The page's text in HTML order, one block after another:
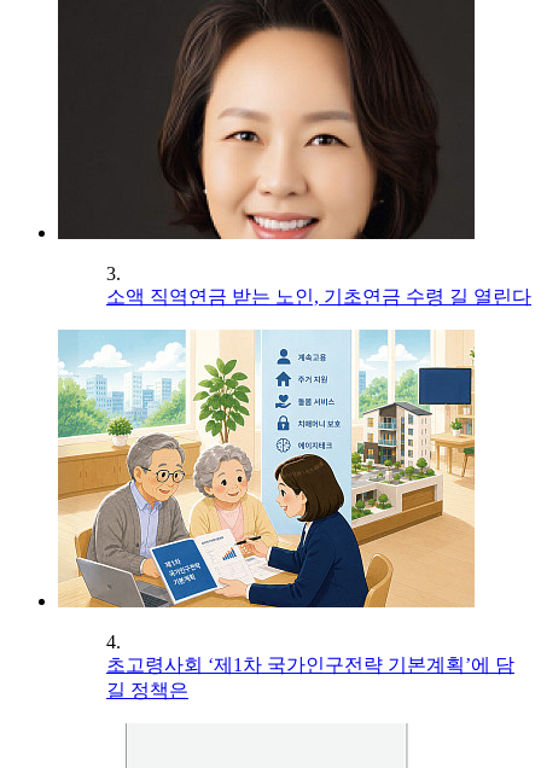
3.
소액 직역연금 받는 노인, 기초연금 수령 길 열린다
4.
초고령사회 ‘제1차 국가인구전략 기본계획’에 담
길 정책은